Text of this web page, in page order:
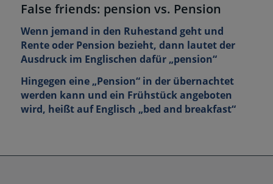
False friends: pension vs. Pension
Wenn jemand in den Ruhestand geht und
Rente oder Pension bezieht, dann lautet der
Ausdruck im Englischen dafür „pension“
Hingegen eine „Pension“ in der übernachtet
werden kann und ein Frühstück angeboten
wird, heißt auf Englisch „bed and breakfast“